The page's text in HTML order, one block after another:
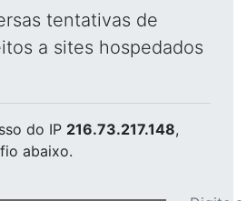
tentativas de
a sites hospedados
do IP 216.73.217.148,
abaixo.